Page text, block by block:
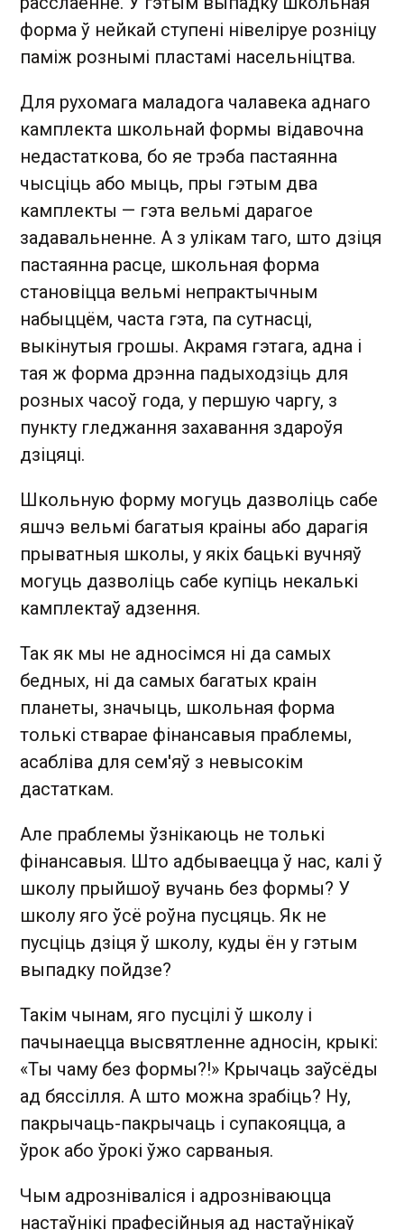
форма ў нейкай ступені нівеліруе розніцу
паміж рознымі пластамі насельніцтва.
Для рухомага маладога чалавека аднаго
камплекта школьнай формы відавочна
недастаткова, бо яе трэба пастаянна
чысціць або мыць, пры гэтым два
камплекты — гэта вельмі дарагое
задавальненне. А з улікам таго, што дзіця
пастаянна расце, школьная форма
становіцца вельмі непрактычным
набыццём, часта гэта, па сутнасці,
выкінутыя грошы. Акрамя гэтага, адна і
тая ж форма дрэнна падыходзіць для
розных часоў года, у першую чаргу, з
пункту гледжання захавання здароўя
дзіцяці.
Школьную форму могуць дазволіць сабе
яшчэ вельмі багатыя краіны або дарагія
прыватныя школы, у якіх бацькі вучняў
могуць дазволіць сабе купіць некалькі
камплектаў адзення.
Так як мы не адносімся ні да самых
бедных, ні да самых багатых краін
планеты, значыць, школьная форма
толькі стварае фінансавыя праблемы,
асабліва для сем'яў з невысокім
дастаткам.
Але праблемы ўзнікаюць не толькі
фінансавыя. Што адбываецца ў нас, калі ў
школу прыйшоў вучань без формы? У
школу яго ўсё роўна пусцяць. Як не
пусціць дзіця ў школу, куды ён у гэтым
выпадку пойдзе?
Такім чынам, яго пусцілі ў школу і
пачынаецца высвятленне адносін, крыкі:
«Ты чаму без формы?!» Крычаць заўсёды
ад бяссілля. А што можна зрабіць? Ну,
пакрычаць-пакрычаць і супакояцца, а
ўрок або ўрокі ўжо сарваныя.
Чым адрозніваліся і адрозніваюцца
настаўнікі прафесійныя ад настаўнікаў